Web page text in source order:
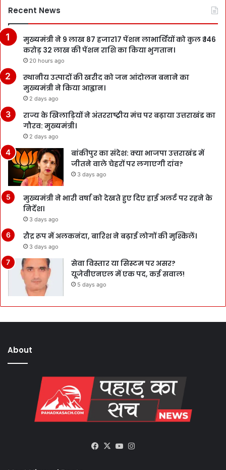
Recent News
मुख्यमंत्री ने 9 लाख 87 हजार17 पेंशन लाभार्थियों को कुल ₹ 146
करोड़ 32 लाख की पेंशन राशि का किया भुगतान।
20 hours ago
स्थानीय उत्पादों की खरीद को जन आंदोलन बनाने का
मुख्यमंत्री ने किया आह्वान।
2 days ago
राज्य के खिलाड़ियों ने अंतरराष्ट्रीय मंच पर बढ़ाया उत्तराखंड का
गौरव: मुख्यमंत्री।
2 days ago
बांकीपुर का संदेश: क्या भाजपा उत्तराखंड में
जीतने वाले चेहरों पर लगाएगी दांव?
3 days ago
मुख्यमंत्री ने भारी वर्षा को देखते हुए दिए हाई अलर्ट पर रहने के
निर्देश।
3 days ago
रौद्र रूप में अलकनंदा, बारिश ने बढ़ाई लोगों की मुश्किलें।
3 days ago
सेवा विस्तार या सिस्टम पर असर?
यूजेवीएनएल में एक पद, कई सवाल!
5 days ago
About
Facebook
X YouTube